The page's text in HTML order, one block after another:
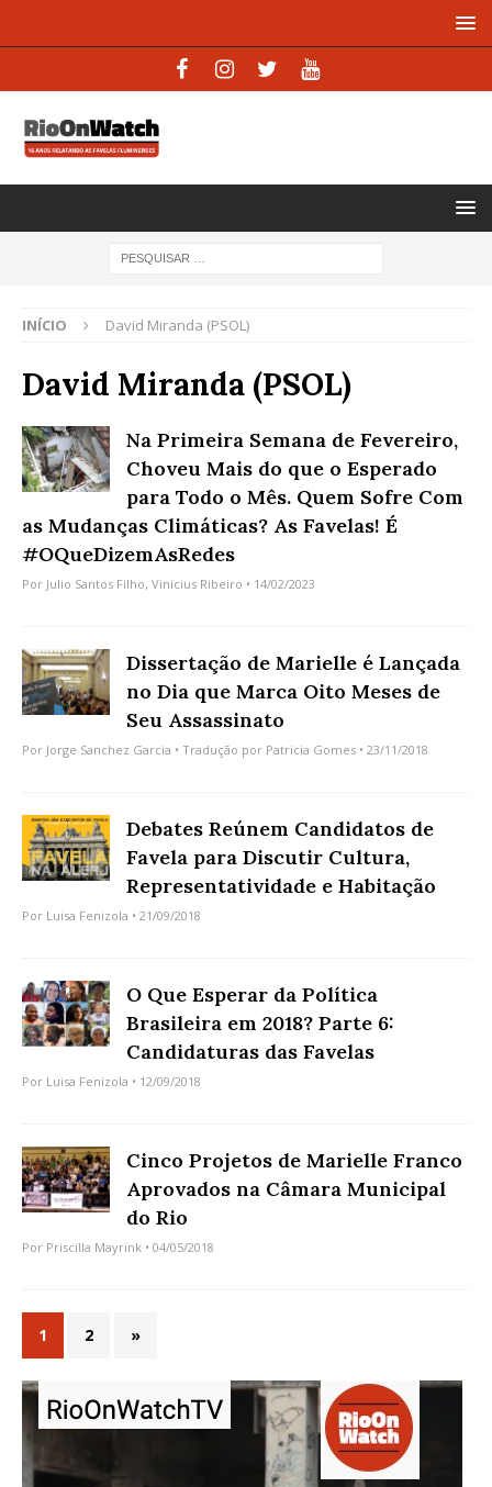
INÍCIO David Miranda (PSOL)
David Miranda (PSOL)
Na Primeira Semana de Fevereiro,
Choveu Mais do que o Esperado
para Todo o Mês. Quem Sofre Com
as Mudanças Climáticas? As Favelas! É
#OQueDizemAsRedes
Por Julio Santos Filho, Vinícius Ribeiro • 14/02/2023
Dissertação de Marielle é Lançada
no Dia que Marca Oito Meses de
Seu Assassinato
Por Jorge Sanchez Garcia • Tradução por Patricia Gomes • 23/11/2018
Debates Reúnem Candidatos de
Favela para Discutir Cultura,
Representatividade e Habitação
Por Luisa Fenizola • 21/09/2018
O Que Esperar da Política
Brasileira em 2018? Parte 6:
Candidaturas das Favelas
Por Luisa Fenizola • 12/09/2018
Cinco Projetos de Marielle Franco
Aprovados na Câmara Municipal
do Rio
Por Priscilla Mayrink • 04/05/2018
1 2 »